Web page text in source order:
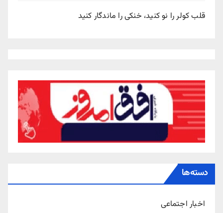
قلب کولر را نو کنید، خنکی را ماندگار کنید
دسته‌ها
اخبار اجتماعی